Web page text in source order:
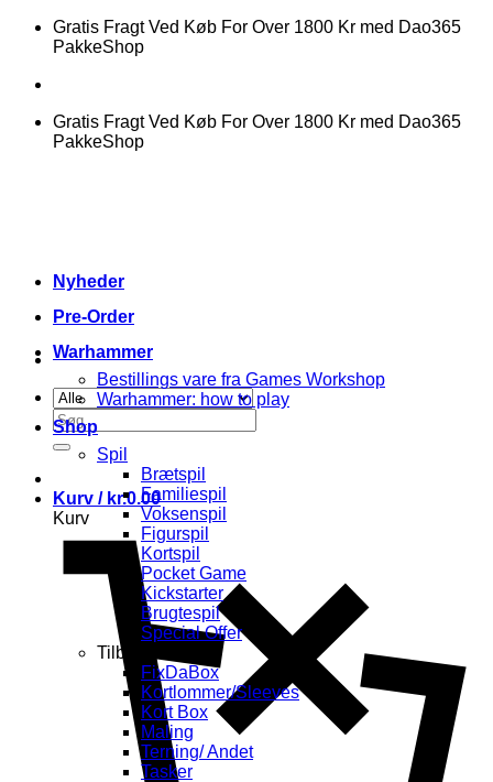
FortsætGratis Fragt Ved Køb For Over 1800 Kr med Dao365
PakkeShop
Gratis Fragt Ved Køb For Over 1800 Kr med Dao365
PakkeShop
Søg
efter:
Kurv / kr.0.00
Kurv
Nyheder
Pre-Order
Warhammer
Bestillings vare fra Games Workshop
Warhammer: how to play
Shop
Spil
Brætspil
Familiespil
Voksenspil
Figurspil
Kortspil
Pocket Game
Kickstarter
Brugtespil
Special Offer
Tilbehør
FixDaBox
Kortlommer/Sleeves
Kort Box
Maling
Terning/ Andet
Tasker